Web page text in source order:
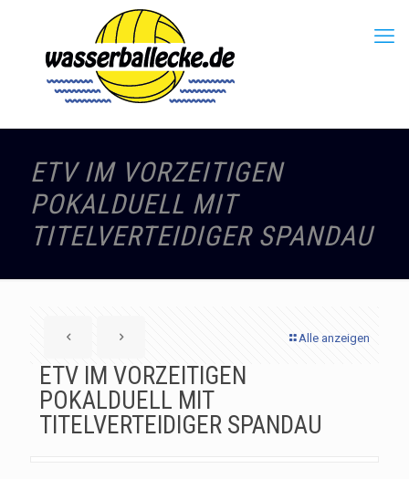
ETV IM VORZEITIGEN
POKALDUELL MIT
TITELVERTEIDIGER SPANDAU
Alle anzeigen
ETV IM VORZEITIGEN
POKALDUELL MIT
TITELVERTEIDIGER SPANDAU